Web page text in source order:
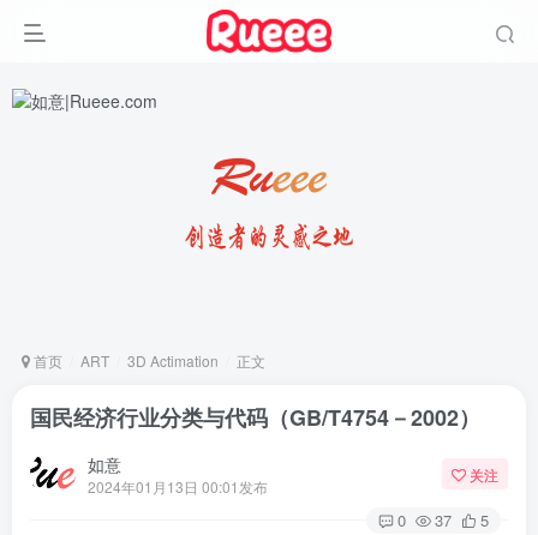
首页 ART 3D Actimation 正文
国民经济行业分类与代码（GB/T4754－2002）
如意
2024年01月13日 00:01发布
关注
0 37 5